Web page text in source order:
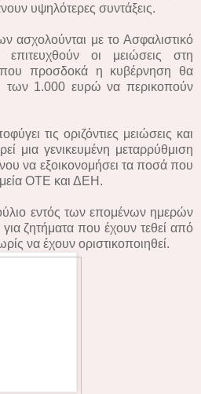
υψηλότερες συντάξεις.
ασχολούνται με το Ασφαλιστικό
οι μειώσεις στη
που προσδοκά η κυβέρνηση θα
των 1.000 ευρώ να περικοπούν
τις οριζόντιες μειώσεις και
μια γενικευμένη μεταρρύθμιση
να εξοικονομήσει τα ποσά που
ΟΤΕ και ΔΕΗ.
εντός των επομένων ημερών
ζητήματα που έχουν τεθεί από
να έχουν οριστικοποιηθεί.